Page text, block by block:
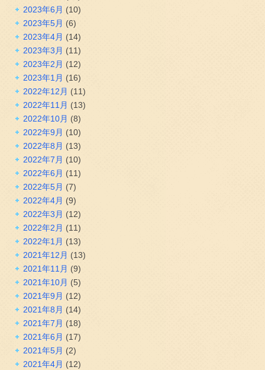
2023年6月 (10)
2023年5月 (6)
2023年4月 (14)
2023年3月 (11)
2023年2月 (12)
2023年1月 (16)
2022年12月 (11)
2022年11月 (13)
2022年10月 (8)
2022年9月 (10)
2022年8月 (13)
2022年7月 (10)
2022年6月 (11)
2022年5月 (7)
2022年4月 (9)
2022年3月 (12)
2022年2月 (11)
2022年1月 (13)
2021年12月 (13)
2021年11月 (9)
2021年10月 (5)
2021年9月 (12)
2021年8月 (14)
2021年7月 (18)
2021年6月 (17)
2021年5月 (2)
2021年4月 (12)